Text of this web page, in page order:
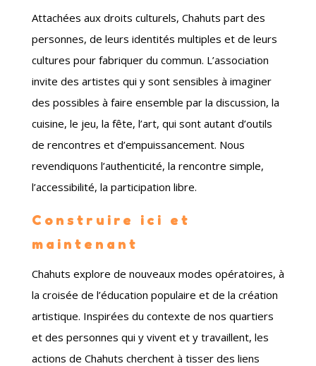
Attachées aux droits culturels, Chahuts part des
personnes, de leurs identités multiples et de leurs
cultures pour fabriquer du commun. L’association
invite des artistes qui y sont sensibles à imaginer
des possibles à faire ensemble par la discussion, la
cuisine, le jeu, la fête, l’art, qui sont autant d’outils
de rencontres et d’empuissancement. Nous
revendiquons l’authenticité, la rencontre simple,
l’accessibilité, la participation libre.
Construire ici et
maintenant
Chahuts explore de nouveaux modes opératoires, à
la croisée de l’éducation populaire et de la création
artistique. Inspirées du contexte de nos quartiers
et des personnes qui y vivent et y travaillent, les
actions de Chahuts cherchent à tisser des liens